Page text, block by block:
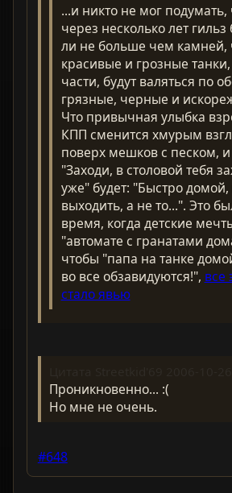
...и никто не мог подумать,
через несколько лет гильз
ли не больше чем камней,
красивые и грозные
части, будут валяться по
грязные, черные и
Что привычная улыбка
КПП сменится хмурым
поверх мешков с песком, и
"Заходи, в столовой тебя
уже" будет: "Быстро домой,
выходить, а не то...". Это
время, когда детские
"автомате с гранатами
чтобы "папа на танке
во все обзавидуются!", все
стало явью
Проникновенно... :(
Но мне не очень.
#648